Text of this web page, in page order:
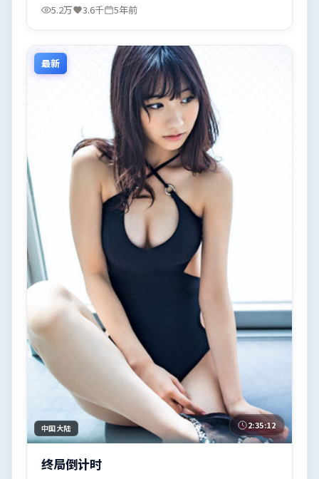
5.2万 3.6千 5年前
最新
中国大陆 2:35:12
终局倒计时